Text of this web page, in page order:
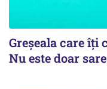
Greșeala care îți
Nu este doar